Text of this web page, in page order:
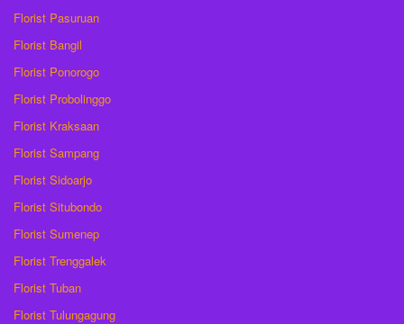
Florist Pasuruan
Florist Bangil
Florist Ponorogo
Florist Probolinggo
Florist Kraksaan
Florist Sampang
Florist Sidoarjo
Florist Situbondo
Florist Sumenep
Florist Trenggalek
Florist Tuban
Florist Tulungagung